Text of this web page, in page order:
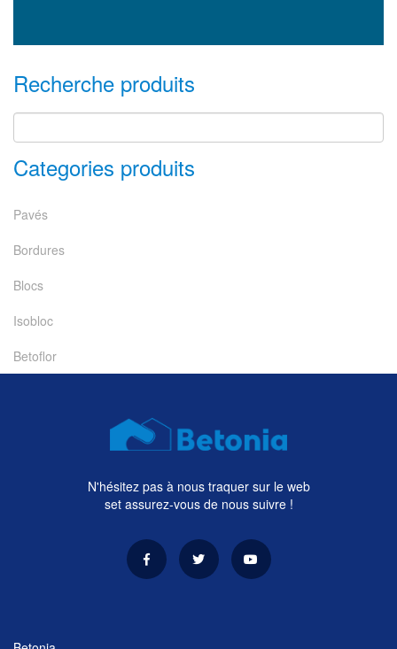
Recherche produits
Categories produits
Pavés
Bordures
Blocs
Isobloc
Betoflor
N'hésitez pas à nous traquer sur le web
set assurez-vous de nous suivre !